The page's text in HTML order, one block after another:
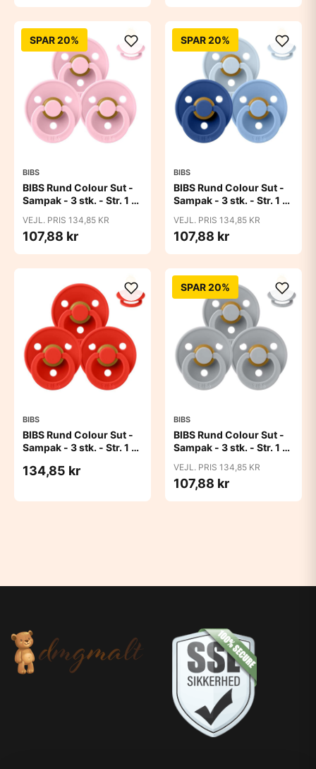
SPAR 20%
BIBS
BIBS Rund Colour Sut -
Sampak - 3 stk. - Str. 1 -
VEJL. PRIS 134,85 KR
107,88 kr
SPAR 20%
BIBS
BIBS Rund Colour Sut -
Sampak - 3 stk. - Str. 1 -
VEJL. PRIS 134,85 KR
107,88 kr
BIBS
BIBS Rund Colour Sut -
Sampak - 3 stk. - Str. 1 -
134,85 kr
SPAR 20%
BIBS
BIBS Rund Colour Sut -
Sampak - 3 stk. - Str. 1 -
VEJL. PRIS 134,85 KR
107,88 kr